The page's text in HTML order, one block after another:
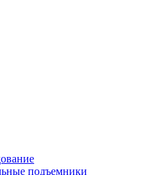
подъемники